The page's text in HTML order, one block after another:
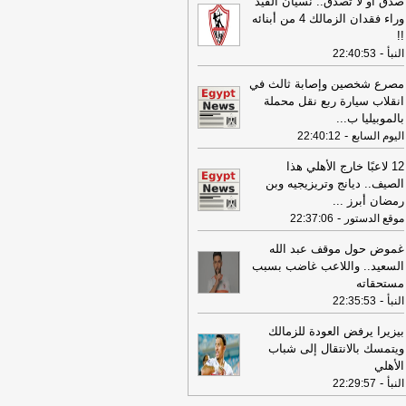
16:22
ترامب: ضرباتنا ضد إيران
ولن يكون أمامها سوى التراجع-
24
وفاة والد تامر حسني بعد وعكة
مفاجئة
موقع الدستور
08:16
عناوين الصحف المصرية ليوم
31-07-2026
-
19:49
السيسي: الجهات المعنية باشرت
للوقوف على تفاصيل الهجوم
على ميناء دمياط
09:26
مجلس الوزراء المصري: الحريق
تعرضت له سفينتان في ميناء دمياط
ناتج عن طائرة مسيرة
أل بي سي أي
08:34
عناوين الصحف المصرية ليوم
30-07-2026
18:41
رئيس "الوطنية للصحافة" يكشف
حملة الصحف القومية لمواجهة
السوشيال ميديا
موقع مصراوي
وراء فقدان الزمالك 4 من أبنائه
!!
النبأ -
22:40:53
مصرع شخصين وإصابة ثالث في
انقلاب سيارة ربع نقل محملة
بالموبيليا ب...
اليوم السابع -
22:40:12
12 لاعبًا خارج الأهلي هذا
الصيف.. ديانج وتريزيجيه وبن
رمضان أبرز ...
موقع الدستور -
22:37:06
غموض حول موقف عبد الله
السعيد.. واللاعب غاضب بسبب
مستحقاته
النبأ -
22:35:53
بيزيرا يرفض العودة للزمالك
ويتمسك بالانتقال إلى شباب
الأهلي
النبأ -
22:29:57